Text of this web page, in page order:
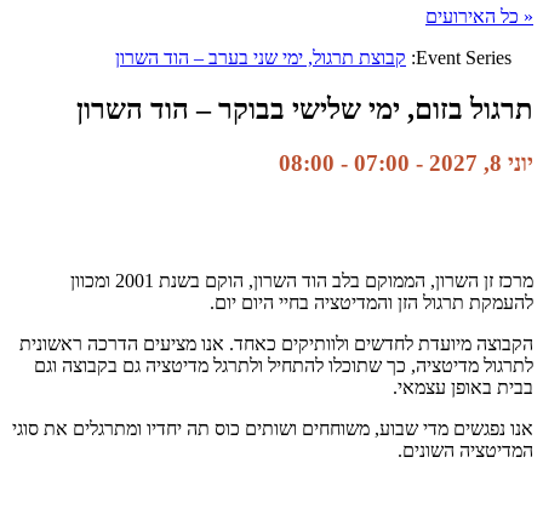
« כל האירועים
Event Series: קבוצת תרגול, ימי שני בערב – הוד השרון
תרגול בזום, ימי שלישי בבוקר – הוד השרון
יוני 8, 2027 - 07:00 -
08:00
מרכז זן השרון, הממוקם בלב הוד השרון, הוקם בשנת 2001 ומכוון
להעמקת תרגול הזן והמדיטציה בחיי היום יום.
הקבוצה מיועדת לחדשים ולוותיקים כאחד. אנו מציעים הדרכה ראשונית
לתרגול מדיטציה, כך שתוכלו להתחיל ולתרגל מדיטציה גם בקבוצה וגם
בבית באופן עצמאי.
אנו נפגשים מדי שבוע, משוחחים ושותים כוס תה יחדיו ומתרגלים את סוגי
המדיטציה השונים.